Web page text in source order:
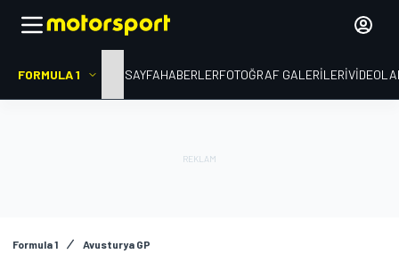
FORMULA 1 ANA SAYFAHABERLERFOTOĞRAF GALERILERI
Formula 1 Avusturya GP